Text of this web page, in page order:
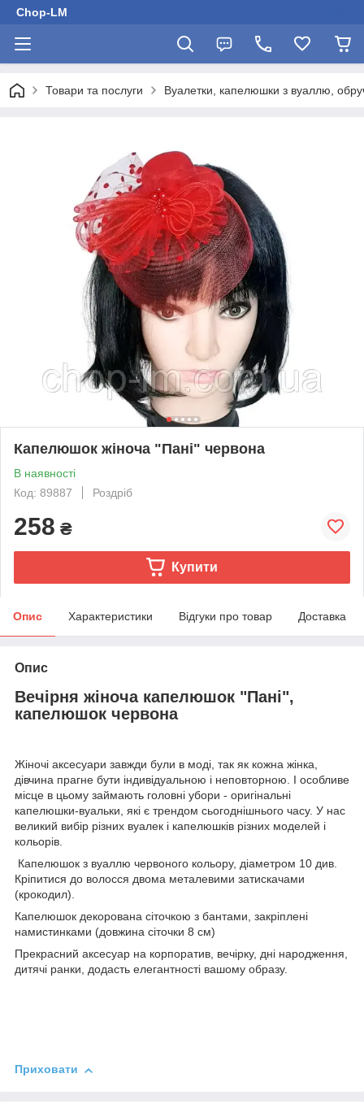
Chop-LM
Товари та послуги Вуалетки, капелюшки з вуаллю,
Капелюшок жіноча "Пані" червона
В наявності
Код: 89887
Роздріб
258 ₴
Купити
Опис Характеристики Відгуки про товар Доставка
Опис
Вечірня жіноча капелюшок "Пані",
капелюшок червона
Жіночі аксесуари завжди були в моді, так як кожна жінка,
дівчина прагне бути індивідуальною і неповторною. І особливе
місце в цьому займають головні убори - оригінальні
капелюшки-вуальки, які є трендом сьогоднішнього часу. У нас
великий вибір різних вуалек і капелюшків різних моделей і
кольорів.
Капелюшок з вуаллю червоного кольору, діаметром 10 див.
Кріпитися до волосся двома металевими затискачами
(крокодил).
Капелюшок декорована сіточкою з бантами, закріплені
намистинками (довжина сіточки 8 см)
Прекрасний аксесуар на корпоратив, вечірку, дні народження,
дитячі ранки, додасть елегантності вашому образу.
Приховати